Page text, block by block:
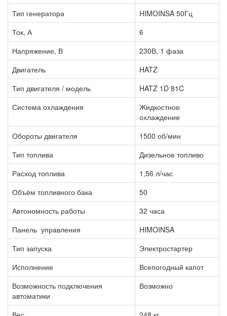
Тип генератора
HIMOINSA 50Гц
Ток, А
6
Напряжение, В
230В, 1 фаза
Двигатель
HATZ
Тип двигателя / модель
HATZ 1D 81C
Система охлаждения
Жидкостное
охлаждение
Обороты двигателя
1500 об/мин
Тип топлива
Дизельное топливо
Расход топлива
1,56 л/час
Объём топливного бака
50
Автономность работы
32 часа
Панель управления
HIMOINSA
Тип запуска
Электростартер
Исполнение
Всепогодный капот
Возможность подключения
автоматики
Возможно